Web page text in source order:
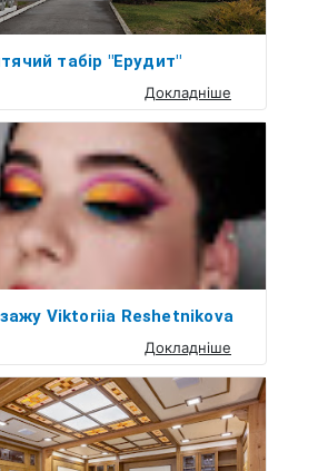
табір "Ерудит"
Докладніше
Viktoriia Reshetnikova
Докладніше